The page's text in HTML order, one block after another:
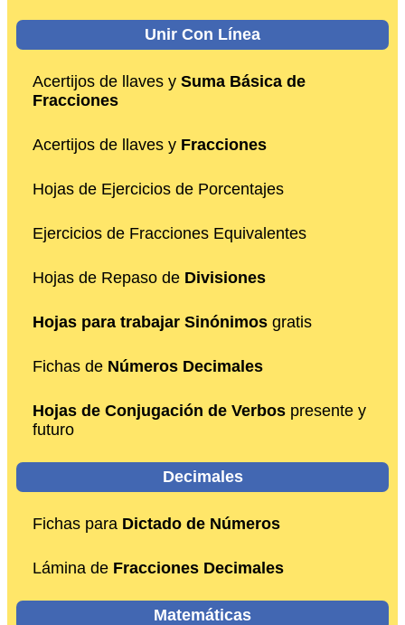
Unir Con Línea
Acertijos de llaves y Suma Básica de
Fracciones
Acertijos de llaves y Fracciones
Hojas de Ejercicios de Porcentajes
Ejercicios de Fracciones Equivalentes
Hojas de Repaso de Divisiones
Hojas para trabajar Sinónimos gratis
Fichas de Números Decimales
Hojas de Conjugación de Verbos presente y
futuro
Decimales
Fichas para Dictado de Números
Lámina de Fracciones Decimales
Matemáticas